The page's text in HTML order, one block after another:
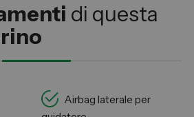
di questa
Airbag laterale per